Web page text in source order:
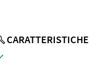
CARATTERISTICHE